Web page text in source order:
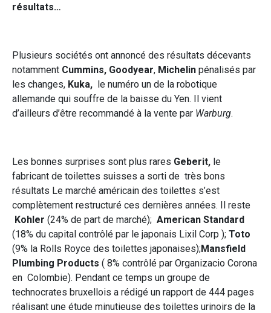
résultats…
Plusieurs sociétés ont annoncé des résultats décevants
notamment Cummins, Goodyear, Michelin pénalisés par
les changes, Kuka, le numéro un de la robotique
allemande qui souffre de la baisse du Yen. Il vient
d’ailleurs d’être recommandé à la vente par Warburg.
Les bonnes surprises sont plus rares Geberit, le
fabricant de toilettes suisses a sorti de très bons
résultats Le marché américain des toilettes s’est
complètement restructuré ces dernières années. Il reste
Kohler (24% de part de marché); American Standard
(18% du capital contrôlé par le japonais Lixil Corp ); Toto
(9% la Rolls Royce des toilettes japonaises);Mansfield
Plumbing Products ( 8% contrôlé par Organizacio Corona
en Colombie). Pendant ce temps un groupe de
technocrates bruxellois a rédigé un rapport de 444 pages
réalisant une étude minutieuse des toilettes urinoirs de la